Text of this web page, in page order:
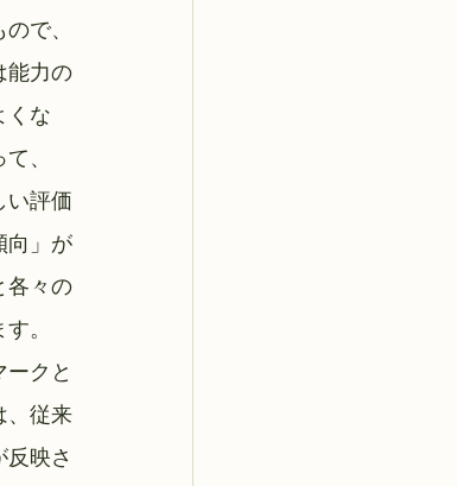
で、
能力の
くな
、
い評価
向」が
各々の
。
クと
、従来
映さ